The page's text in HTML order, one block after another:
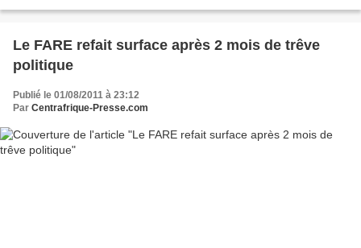
Le FARE refait surface après 2 mois de trêve
politique
Publié le 01/08/2011 à 23:12
Par Centrafrique-Presse.com